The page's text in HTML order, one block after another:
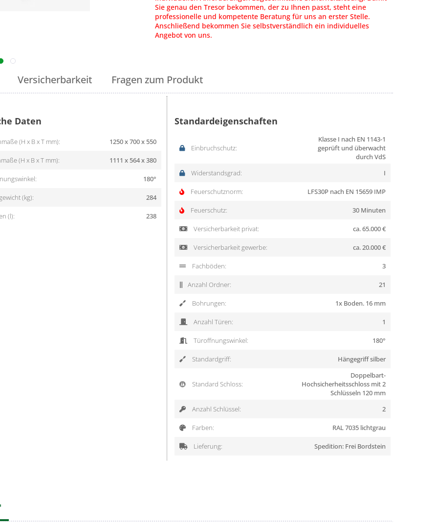
Sie genau den Tresor bekommen, der zu Ihnen passt, steht eine
professionelle und kompetente Beratung für uns an erster Stelle.
Anschließend bekommen Sie selbstverständlich ein individuelles
Angebot von uns.
Versicherbarkeit Fragen zum Produkt
Daten
(H x B x T mm): 1250 x 700 x 550
(H x B x T mm): 1111 x 564 x 380
180°
(kg): 284
(l): 238
Standardeigenschaften
Einbruchschutz:
Klasse I nach EN 1143-1
geprüft und überwacht
durch VdS
Widerstandsgrad:
I
Feuerschutznorm: LFS30P nach EN 15659 IMP
Feuerschutz: 30 Minuten
Versicherbarkeit privat: ca. 65.000 €
Versicherbarkeit gewerbe: ca. 20.000 €
Fachböden: 3
Anzahl Ordner: 21
Bohrungen: 1x Boden. 16 mm
Anzahl Türen: 1
Türoffnungswinkel: 180°
Standardgriff: Hängegriff silber
Standard Schloss:
Doppelbart-
Hochsicherheitsschloss mit 2
Schlüsseln 120 mm
Anzahl Schlüssel:
2
Farben: RAL 7035 lichtgrau
Lieferung: Spedition: Frei Bordstein